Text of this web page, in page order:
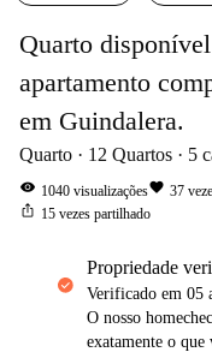
Quarto
apartamento
em Guindalera.
Quarto 12 Quartos 5
visibility 1040 visualizaçõesfavorite 37
ios_share 15 vezes partilhado
propriedade
Verificado em 05
O nosso
exatamente o que